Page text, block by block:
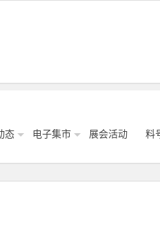
态 电子集市 展会活动 料